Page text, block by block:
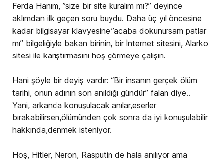
Ferda Hanım, ”size bir site kuralım mı?” deyince
aklımdan ilk geçen soru buydu. Daha üç yıl öncesine
kadar bilgisayar klavyesine,”acaba dokunursam patlar
mı” bilgeliğiyle bakan birinin, bir İnternet sitesini, Alarko
sitesi ile karıştırmasını hoş görmeye çalışın.
Hani şöyle bir deyiş vardır: “Bir insanın gerçek ölüm
tarihi, onun adının son anıldığı gündür” falan diye..
Yani, arkanda konuşulacak anılar,eserler
bırakabilirsen,ölümünden çok sonra da iyi konuşulabilir
hakkında,denmek isteniyor.
Hoş, Hitler, Neron, Rasputin de hala anılıyor ama